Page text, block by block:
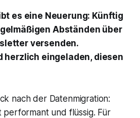
es eine Neuerung: Künftig
Abständen über
versenden.
herzlich eingeladen, diesen
nach der Datenmigration:
performant und flüssig. Für